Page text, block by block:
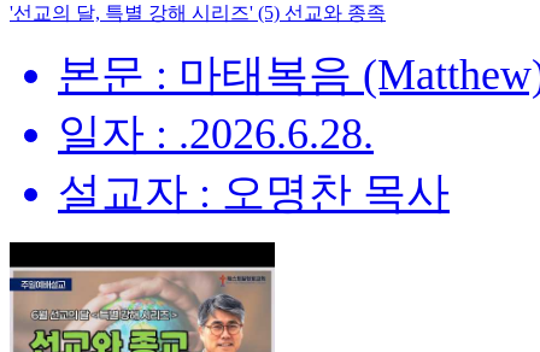
'선교의 달, 특별 강해 시리즈' (5) 선교와 종족
본문 : 마태복음
일자 : .2026.6.28.
설교자 : 오명찬 목사